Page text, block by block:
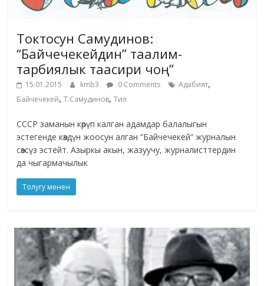
Токтосун Самудинов:
“Байчечекейдин” таалим-
тарбиялык таасири чоң”
15.01.2015 kmb3 0 Comments Адабият,
Байчечекей,Т.Самудинов,Тил
СССР заманын көрүп калган адамдар балалыгын
эстегенде көздүн жоосун алган “Байчечекей” журналын
сөзсүз эстейт. Азыркы акын, жазуучу, журналисттердин
да чыгармачылык
Толугу менен